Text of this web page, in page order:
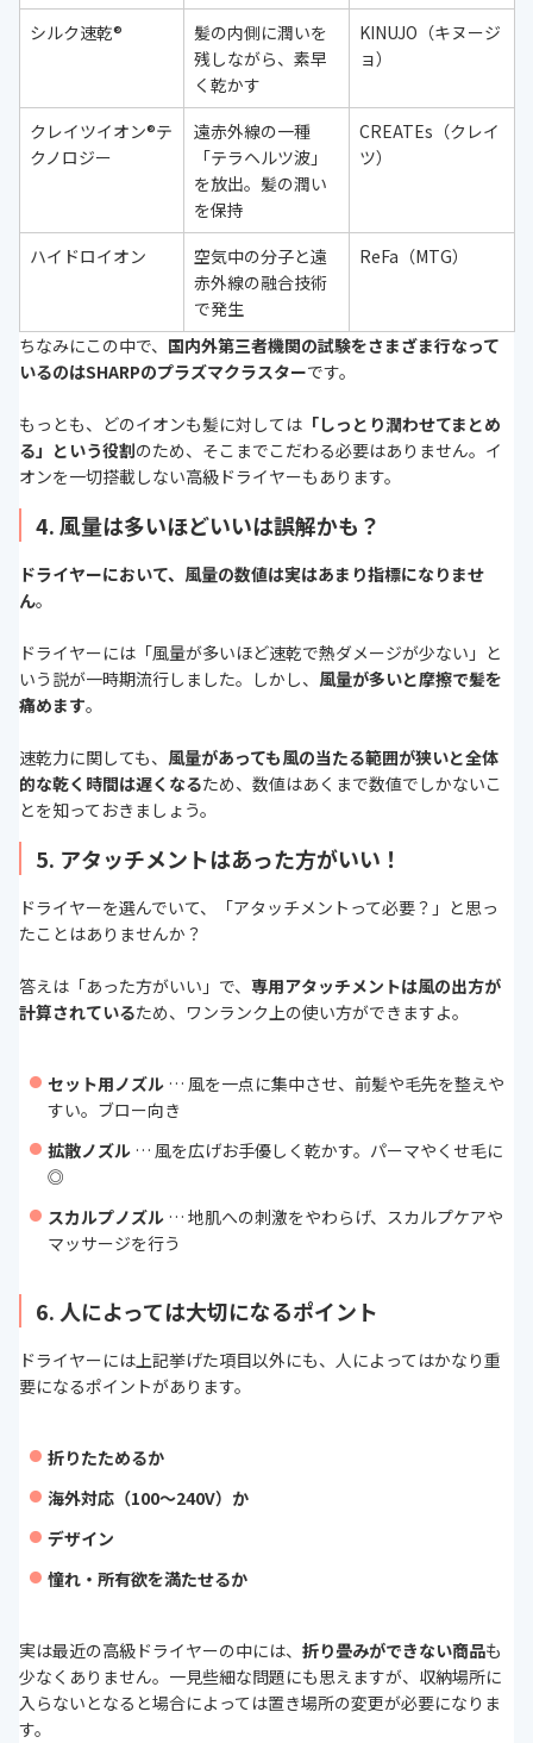
シルク速乾®
髪の内側に潤いを
残しながら、素早
く乾かす
KINUJO（キヌージ
ョ）
クレイツイオン®テ
クノロジー
遠赤外線の一種
「テラヘルツ波」
を放出。髪の潤い
を保持
CREATEs（クレイ
ツ）
ハイドロイオン
空気中の分子と遠
赤外線の融合技術
で発生
ReFa（MTG）
ちなみにこの中で、 国内外第三者機関の試験をさまざま行なって
いるのはSHARPのプラズマクラスターです。
もっとも、どのイオンも髪に対しては 「しっとり潤わせてまとめ
る」という役割のため、そこまでこだわる必要はありません。イ
オンを一切搭載しない高級ドライヤーもあります。
4. 風量は多いほどいいは誤解かも？
ドライヤーにおいて、風量の数値は実はあまり指標になりませ
ん。
ドライヤーには「風量が多いほど速乾で熱ダメージが少ない」と
いう説が一時期流行しました。しかし、 風量が多いと摩擦で髪を
痛めます。
速乾力に関しても、 風量があっても風の当たる範囲が狭いと全体
的な乾く時間は遅くなるため、数値はあくまで数値でしかないこ
とを知っておきましょう。
5. アタッチメントはあった方がいい！
ドライヤーを選んでいて、「アタッチメントって必要？」と思っ
たことはありませんか？
答えは「あった方がいい」で、 専用アタッチメントは風の出方が
計算されているため、ワンランク上の使い方ができますよ。
セット用ノズル … 風を一点に集中させ、前髪や毛先を整えや
すい。ブロー向き
拡散ノズル … 風を広げお手優しく乾かす。パーマやくせ毛に
◎
スカルプノズル … 地肌への刺激をやわらげ、スカルプケアや
マッサージを行う
6. 人によっては大切になるポイント
ドライヤーには上記挙げた項目以外にも、人によってはかなり重
要になるポイントがあります。
折りたためるか
海外対応（100〜240V）か
デザイン
憧れ・所有欲を満たせるか
実は最近の高級ドライヤーの中には、 折り畳みができない商品も
少なくありません。一見些細な問題にも思えますが、収納場所に
入らないとなると場合によっては置き場所の変更が必要になりま
す。